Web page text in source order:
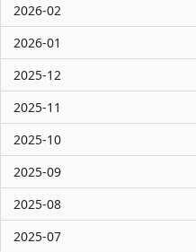
2026-02
2026-01
2025-12
2025-11
2025-10
2025-09
2025-08
2025-07